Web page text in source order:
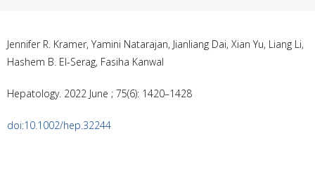
Jennifer R. Kramer, Yamini Natarajan, Jianliang Dai, Xian Yu, Liang Li,
Hashem B. El-Serag, Fasiha Kanwal
Hepatology. 2022 June ; 75(6): 1420–1428
doi:10.1002/hep.32244